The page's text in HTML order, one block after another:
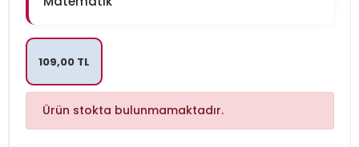
109,00 TL
Ürün stokta bulunmamaktadır.